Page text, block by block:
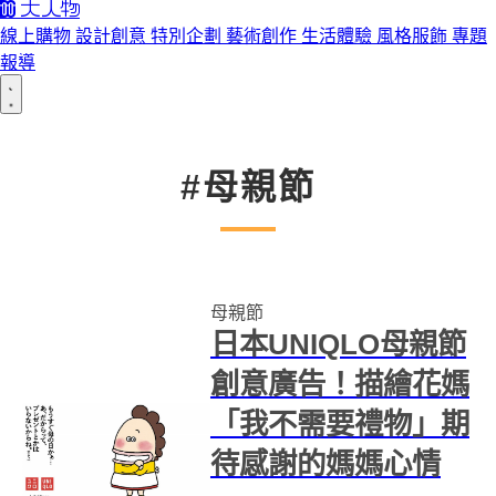
線上購物 設計創意 特別企劃 藝術創作 生活體驗 風格服飾 專題
報導
#母親節
母親節
日本UNIQLO母親節
創意廣告！描繪花媽
「我不需要禮物」期
待感謝的媽媽心情